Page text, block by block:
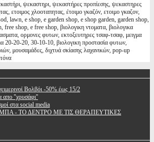
ψεκαστηρι, ψεκαστήρες προπίεσης, ψεκαστηρες
ετοιμος χλοοταπητας, έτοιμο γκαζόν, ετοιμο γκαζον,
lawn, e shop, e garden shop, e shop garden, garden shop,
shop, e free shop, βιολογικη ντοματα, βιολογικα
ορμονες φυτων, εκτοξευτηρες τσαφ-τσαφ, μειγμα
20-20-20, 30-10-10, βιολογικη προστασία φυτων,
μουσαμάδες, διχτυά σκίασης λαχανικών, pop-up
Βολβόι -50% έως 15/2
απο ''χρυσάφι''
στα social media
- ΤΟ ΔΕΝΤΡΟ ΜΕ ΤΙΣ ΘΕΡΑΠΕΥΤΙΚΕΣ